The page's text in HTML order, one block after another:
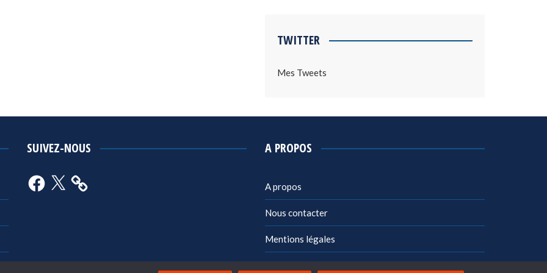
TWITTER
Mes Tweets
SUIVEZ-NOUS
Facebook
X
A PROPOS
A propos
Nous contacter
Mentions légales
Politique de confidentialité